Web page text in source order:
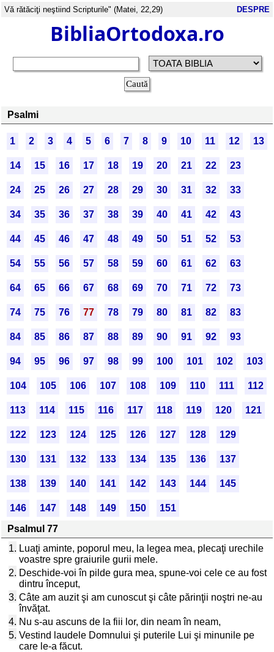
Vă rătăciţi neştiind Scripturile" (Matei, 22,29) DESPRE
BibliaOrtodoxa.ro
Psalmi
1 2 3 4 5 6 7 8 9 10 11 12 13
14 15 16 17 18 19 20 21 22 23
24 25 26 27 28 29 30 31 32 33
34 35 36 37 38 39 40 41 42 43
44 45 46 47 48 49 50 51 52 53
54 55 56 57 58 59 60 61 62 63
64 65 66 67 68 69 70 71 72 73
74 75 76 77 78 79 80 81 82 83
84 85 86 87 88 89 90 91 92 93
94 95 96 97 98 99 100 101 102 103
104 105 106 107 108 109 110 111 112
113 114 115 116 117 118 119 120 121
122 123 124 125 126 127 128 129
130 131 132 133 134 135 136 137
138 139 140 141 142 143 144 145
146 147 148 149 150
151
Psalmul 77
1. Luaţi aminte, poporul meu, la legea mea, plecaţi urechile
voastre spre graiurile gurii mele.
2. Deschide-voi în pilde gura mea, spune-voi cele ce au fost
dintru început,
3. Câte am auzit şi am cunoscut şi câte părinţii noştri ne-au
învăţat.
4. Nu s-au ascuns de la fiii lor, din neam în neam,
5. Vestind laudele Domnului şi puterile Lui şi minunile pe
care le-a făcut.